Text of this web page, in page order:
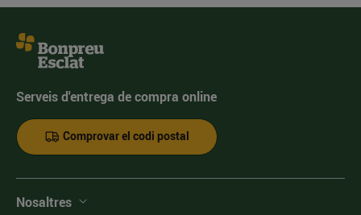
Serveis d'entrega de compra online
Comprovar el codi postal
Nosaltres